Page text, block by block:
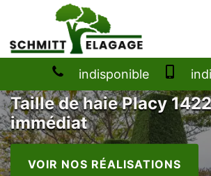
indisponible
Taille de haie Placy
immédiat
VOIR NOS RÉALISATIONS